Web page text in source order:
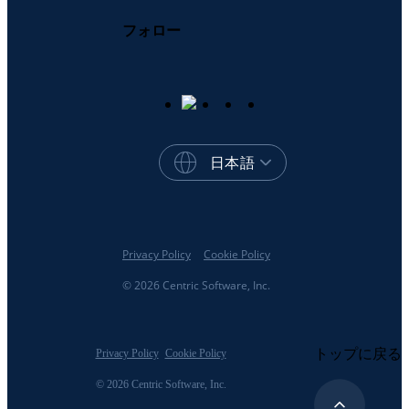
フォロー
日本語
© 2026 Centric Software, Inc.
Privacy Policy Cookie Policy
© 2026 Centric Software, Inc.
Privacy Policy Cookie Policy トップに戻る